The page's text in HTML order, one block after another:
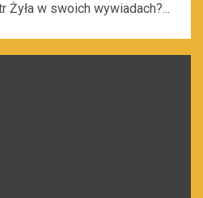
w swoich wywiadach?...